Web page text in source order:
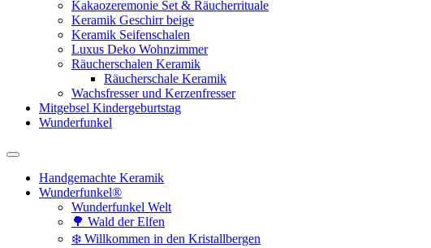
Kakaozeremonie Set & Räucherrituale
Keramik Geschirr beige
Keramik Seifenschalen
Luxus Deko Wohnzimmer
Räucherschalen Keramik
Räucherschale Keramik
Wachsfresser und Kerzenfresser
Mitgebsel Kindergeburtstag
Wunderfunkel
Handgemachte Keramik
Wunderfunkel®
Wunderfunkel Welt
🌳 Wald der Elfen
❄️ Willkommen in den Kristallbergen